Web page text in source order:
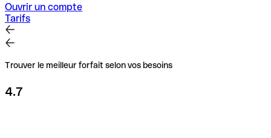
Ouvrir un compte
Tarifs
Trouver le meilleur forfait selon vos besoins
4.7